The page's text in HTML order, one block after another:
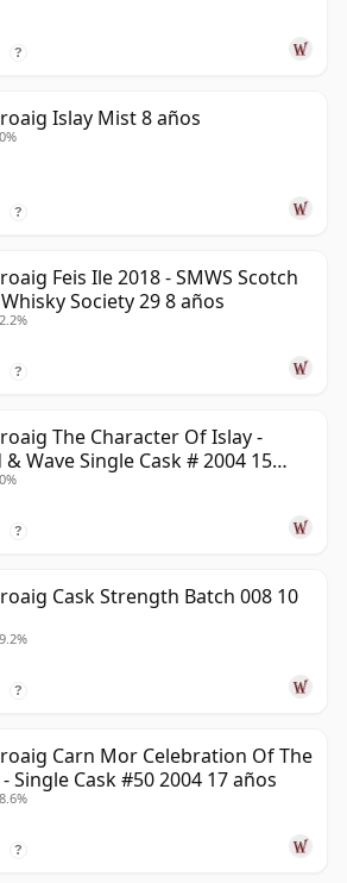
?
Islay Mist 8 años
?
Feis Ile 2018 - SMWS Scotch
Society 29 8 años
?
The Character Of Islay -
& Wave Single Cask # 2004 15
?
Cask Strength Batch 008 10
?
Carn Mor Celebration Of The
- Single Cask #50 2004 17 años
?